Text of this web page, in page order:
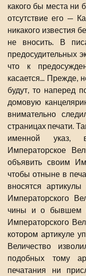
какого бы места ни
отсутствие его —
никакого известия
не вносить. В
предосудительных
что к
касается... Прежде,
будут, то наперед
домовую
внимательно
страницах печати.
именной указ,
Императорское
объявить своим
чтобы отныне в
вносятся
Императорского
чины и о бывшем
Императорского
котором артикуле
Величество
подобных тому
печатания ни